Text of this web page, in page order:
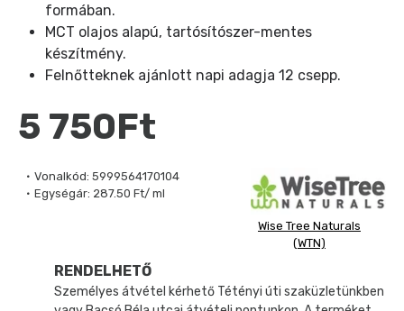
Vonalkód: 5999564170104
Egységár: 287.50 Ft/ ml
Wise Tree Naturals
(WTN)
5 750Ft
formában.
MCT olajos alapú, tartósítószer-mentes
készítmény.
Felnőtteknek ajánlott napi adagja 12 csepp.
RENDELHETŐ
Személyes átvétel kérhető Tétényi úti szaküzletünkben